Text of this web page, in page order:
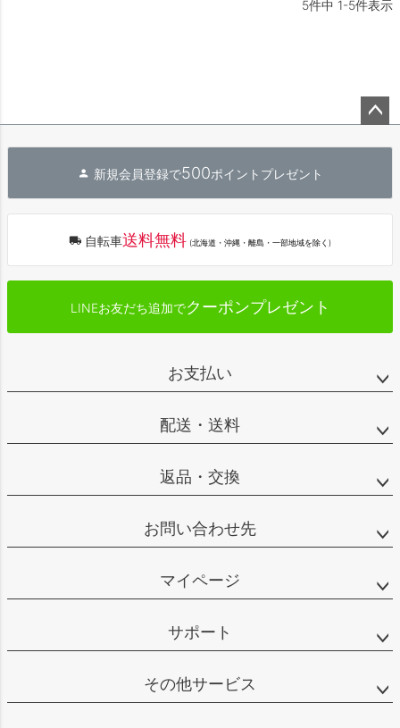
5件中 1-5件表示
新規会員登録で500ポイントプレゼント
自転車送料無料 (北海道・沖縄・離島・一部地域を除く)
LINEお友だち追加でクーポンプレゼント
お支払い
配送・送料
返品・交換
お問い合わせ先
マイページ
サポート
その他サービス